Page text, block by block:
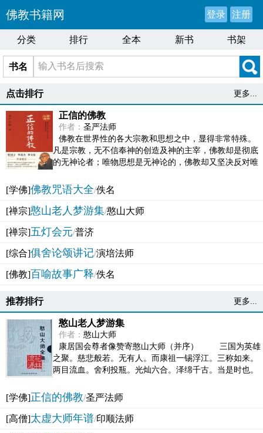
佛教书籍网 登录 注册
分类 排行 全本 新书 书架
书名
点击排行 更多...
正信的佛教
作者： 圣严法师
佛教在世界性的各大宗教和思想之中，显得非常特殊。
凡是宗教，无不信奉神的创造及神的主宰，佛教却是彻底
的无神论者；唯物思想是无神论的，佛教却又坚决反对唯
[学佛]佛教咒语大全/佚名
[禅宗]憨山老人梦游集/憨山大师
[禅宗]五灯会元/普济
[综合]俱舍论颂讲记/演培法师
[佛教]百喻故事广释/佚名
推荐排行 更多...
憨山老人梦游集
作者： 憨山大师
康居国会尊者像赞寄憨山大师（并序） 三国为英雄
之聚。慈悲般若。无有人。而康祖一锡浮江。三称如来。
两目流血。舍利投瓶。光灿六合。泽绵千古。当是时也。
[学佛]正信的佛教/圣严法师
[高僧]太虚大师年谱/印顺法师